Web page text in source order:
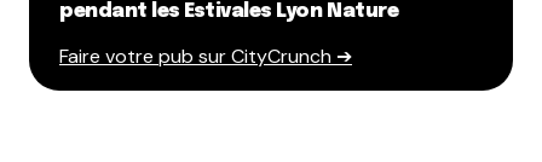
pendant les Estivales Lyon Nature
Faire votre pub sur CityCrunch ➔